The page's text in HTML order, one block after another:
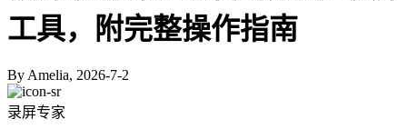
工具，附完整操作指南
By Amelia, 2026-7-2
录屏专家